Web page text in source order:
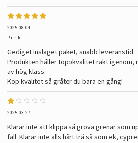
2025-08-04
Patrik
Gediget inslaget paket, snabb leveranstid.
Produkten håller toppkvalitet rakt igenom,
av hög klass.
Köp kvalitet så gråter du bara en gång!
2025-03-27
Klarar inte att klippa så grova grenar som
fall. Klarar inte alls hårt trä så som ek,